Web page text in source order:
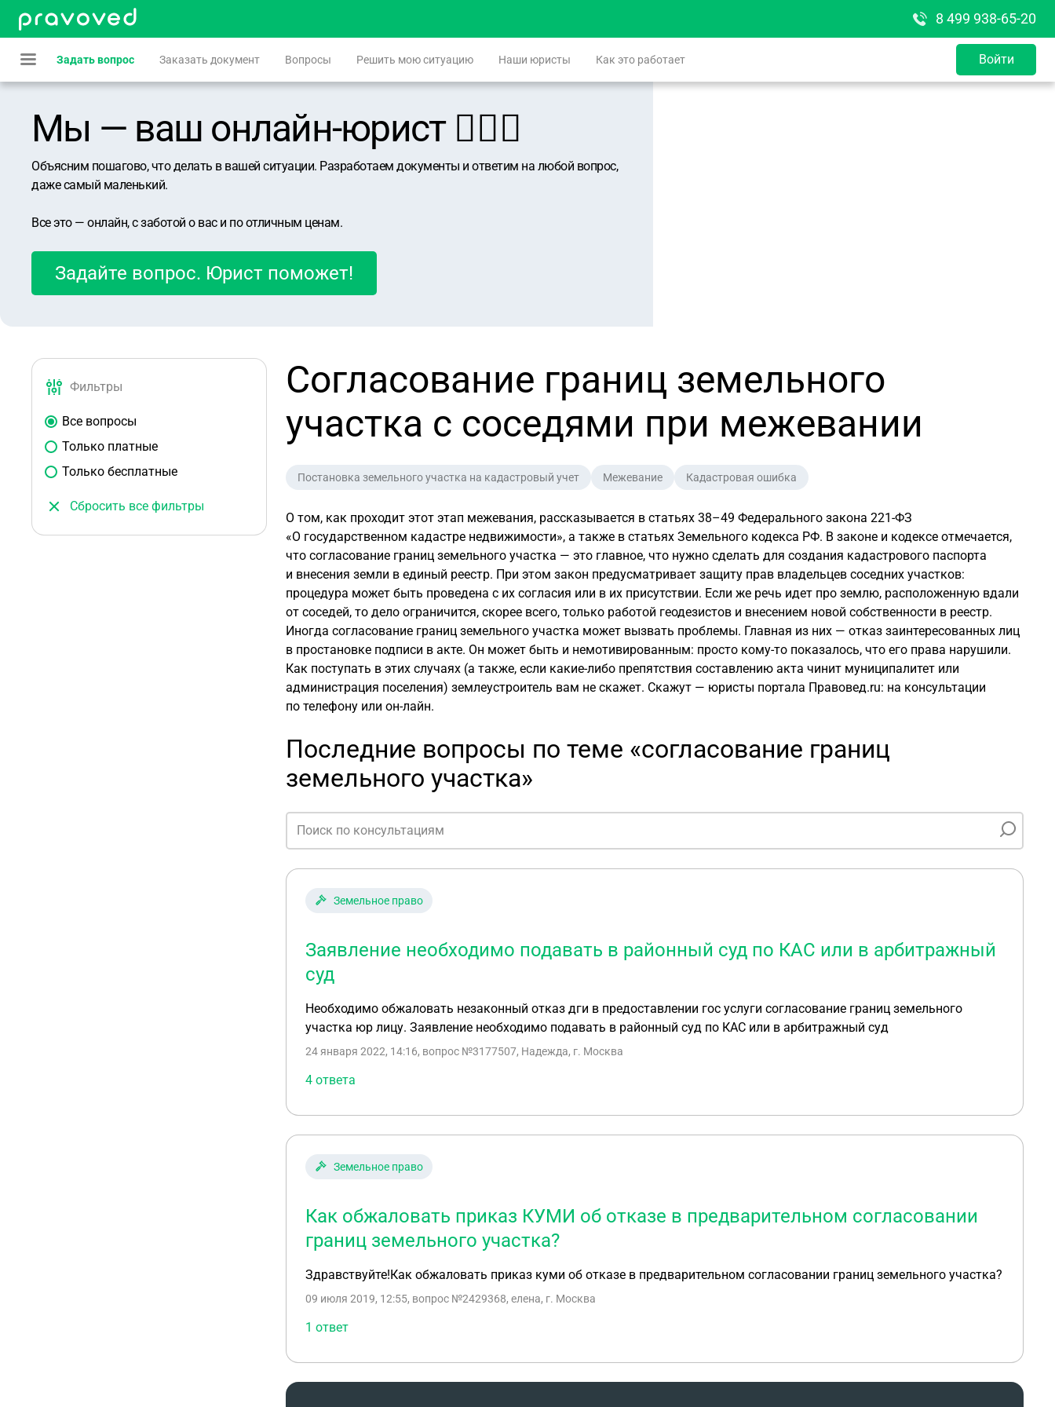
8 499 938-65-20
Задать вопрос Заказать документ Вопросы Решить мою ситуацию Наши юристы Как это работает Войти
Мы — ваш онлайн-юрист 👨🏻‍⚖️
Объясним пошагово, что делать в вашей ситуации. Разработаем документы и ответим на любой вопрос,
даже самый маленький.
Все это — онлайн, с заботой о вас и по отличным ценам.
Задайте вопрос. Юрист поможет!
Фильтры
Все вопросы
Только платные
Только бесплатные
Сбросить все фильтры
Согласование границ земельного
участка с соседями при межевании
Постановка земельного участка на кадастровый учет Межевание Кадастровая ошибка
О том, как проходит этот этап межевания, рассказывается в статьях 38–49 Федерального закона 221-ФЗ
«О государственном кадастре недвижимости», а также в статьях Земельного кодекса РФ. В законе и кодексе отмечается,
что согласование границ земельного участка — это главное, что нужно сделать для создания кадастрового паспорта
и внесения земли в единый реестр. При этом закон предусматривает защиту прав владельцев соседних участков:
процедура может быть проведена с их согласия или в их присутствии. Если же речь идет про землю, расположенную вдали
от соседей, то дело ограничится, скорее всего, только работой геодезистов и внесением новой собственности в реестр.
Иногда согласование границ земельного участка может вызвать проблемы. Главная из них — отказ заинтересованных лиц
в простановке подписи в акте. Он может быть и немотивированным: просто кому-то показалось, что его права нарушили.
Как поступать в этих случаях (а также, если какие-либо препятствия составлению акта чинит муниципалитет или
администрация поселения) землеустроитель вам не скажет. Скажут — юристы портала Правовед.ru: на консультации
по телефону или он-лайн.
Последние вопросы по теме «согласование границ
земельного участка»
Земельное право
Заявление необходимо подавать в районный суд по КАС или в арбитражный
суд
Необходимо обжаловать незаконный отказ дги в предоставлении гос услуги согласование границ земельного
участка юр лицу. Заявление необходимо подавать в районный суд по КАС или в арбитражный суд
24 января 2022, 14:16, вопрос №3177507, Надежда, г. Москва
4 ответа
Земельное право
Как обжаловать приказ КУМИ об отказе в предварительном согласовании
границ земельного участка?
Здравствуйте!Как обжаловать приказ куми об отказе в предварительном согласовании границ земельного участка?
09 июля 2019, 12:55, вопрос №2429368, елена, г. Москва
1 ответ